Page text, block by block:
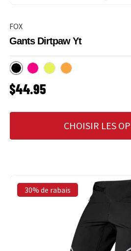
FOX
Gants Dirtpaw Yt
Noir Rose Flo YellowFlo Orange
PRIX HABITUEL
$44.95
CHOISIR LES
30% de rabais